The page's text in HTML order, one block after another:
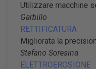
Utilizzare macchine
Garbillo
RETTIFICATURA
Migliorata la
Stefano Soresina
ELETTROEROSIONE